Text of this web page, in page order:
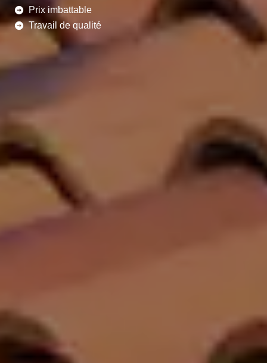
Prix imbattable
Travail de qualité